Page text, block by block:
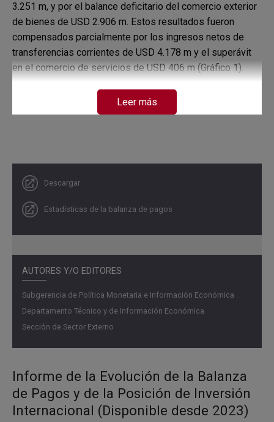
Descargar
Estadísticas de la balanza de pagos
AUTORES Y/O EDITORES
Subgerencia de Política Monetaria e Información Económica
Departamento Técnico y de Información Económica
Sección de Sector Externo
3.251 m, y por el balance deficitario del comercio exterior
de bienes de USD 2.906 m. Estos resultados fueron
compensados parcialmente por los ingresos netos de
transferencias corrientes de USD 4.178 m y el superávit
en el comercio de servicios de USD 406 m (Gráfico 1).
Gráfico 1. Componentes de la cuenta corriente de la
balanza de pagos de Colombia
Cifras como porcentaje del PIB
Leer más
Informe de la Evolución de la Balanza
de Pagos y de la Posición de Inversión
Internacional (Disponible desde 2023)